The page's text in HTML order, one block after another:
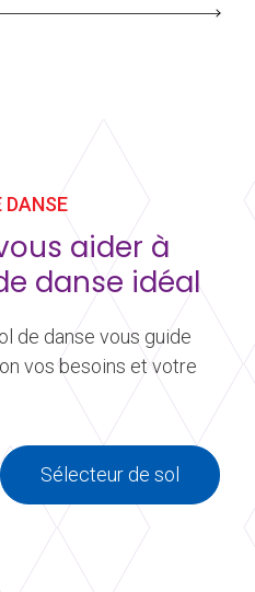
DANSE
aider à
danse idéal
de danse vous guide
vos besoins et votre
Sélecteur de sol